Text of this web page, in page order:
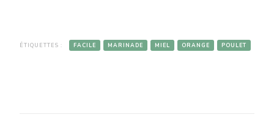
ÉTIQUETTES : FACILE MARINADE MIEL ORANGE POULET